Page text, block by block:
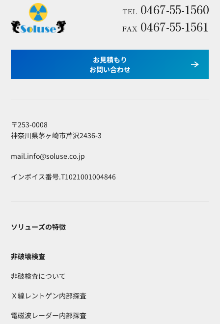
TEL 0467-55-1560
FAX 0467-55-1561
お見積もり
お問い合わせ
〒253-0008
神奈川県茅ヶ崎市芹沢2436-3
mail.info@soluse.co.jp
インボイス番号.T1021001004846
ソリューズの特徴
非破壊検査
非破検査について
Ｘ線レントゲン内部探査
電磁波レーダー内部探査